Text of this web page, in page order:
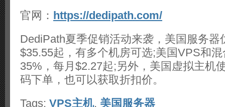
官网： https://dedipath.com/
DediPath夏季促销活动来袭，美国服务器
$35.55起，有多个机房可选;美国VPS和
35%，每月$2.27起;另外，美国虚拟主机
码下单，也可以获取折扣价。
Tags: VPS主机, 美国服务器